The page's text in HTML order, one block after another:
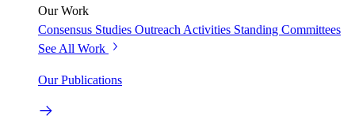
Our Work
Consensus Studies Outreach Activities Standing Committees
See All Work
Our Publications